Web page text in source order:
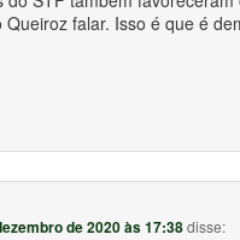
falar. Isso é que é
de 2020 às 17:38disse: